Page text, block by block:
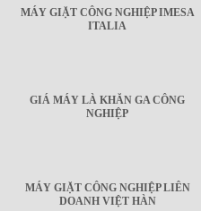
MÁY GIẶT CÔNG NGHIỆP IMESA
ITALIA
GIÁ MÁY LÀ KHĂN GA CÔNG
NGHIỆP
MÁY GIẶT CÔNG NGHIỆP LIÊN
DOANH VIỆT HÀN